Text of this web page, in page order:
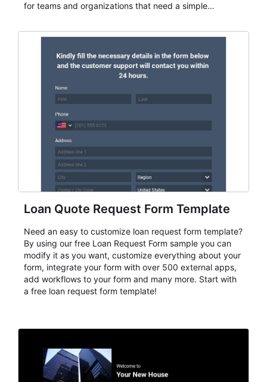
for teams and organizations that need a simple
participation records.
Loan Quote Request Form Template
Need an easy to customize loan request form template?
By using our free Loan Request Form sample you can
modify it as you want, customize everything about your
form, integrate your form with over 500 external apps,
add workflows to your form and many more. Start with
a free loan request form template!